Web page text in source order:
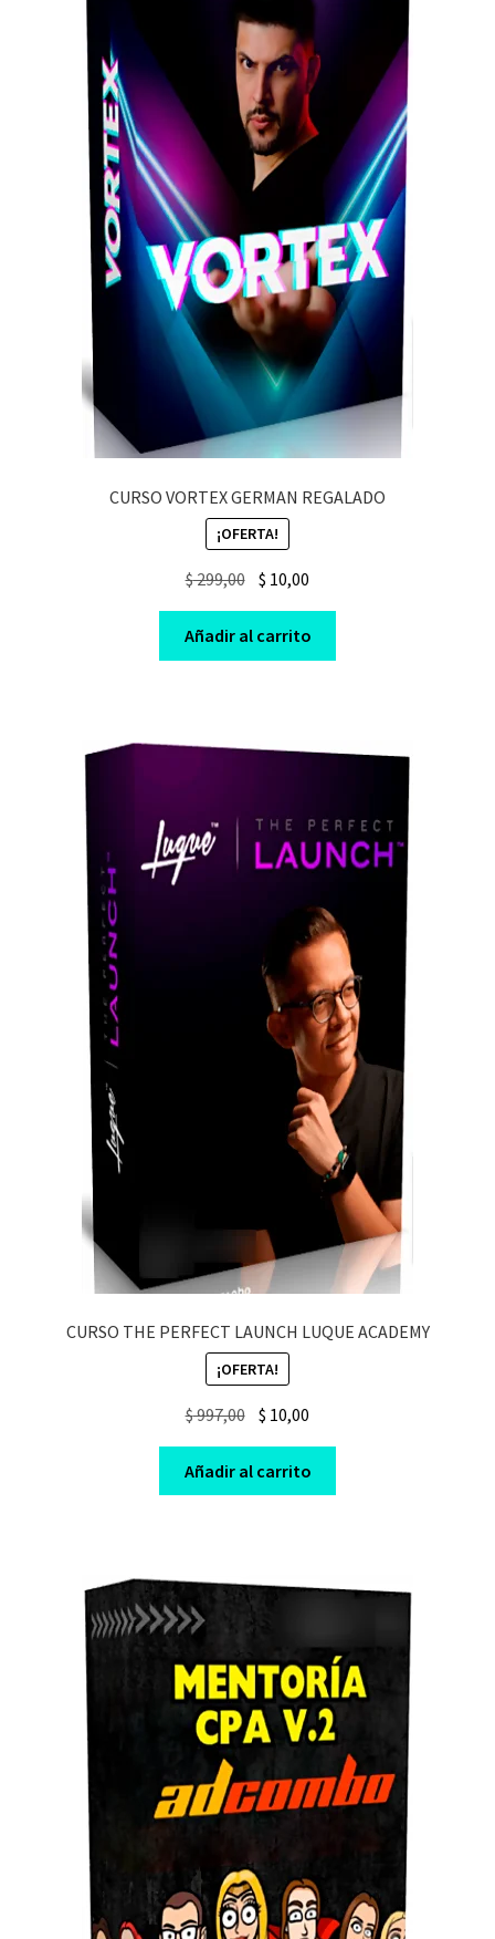
CURSO VORTEX GERMAN REGALADO
¡OFERTA!
$299,00 Original
price
was:
$ 299,00.
$ 10,00
price
is:
$ 10,00.
Añadir al carrito
CURSO THE PERFECT LAUNCH LUQUE ACADEMY
¡OFERTA!
$997,00 Original
was:
$ 997,00.
$ 10,00
is:
$ 10,00.
Añadir al carrito